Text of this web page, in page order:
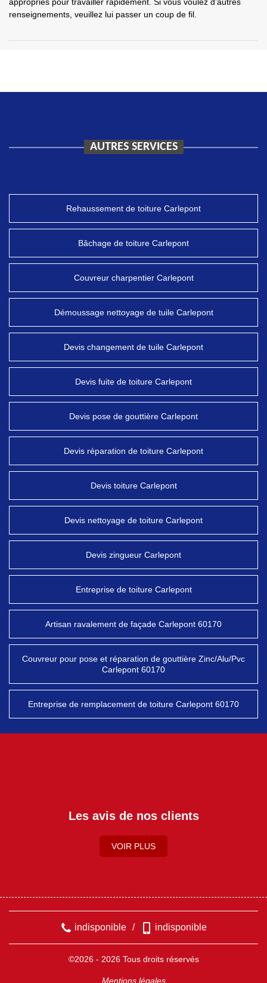
renseignements, veuillez lui passer un coup de fil.
AUTRES SERVICES
Rehaussement de toiture Carlepont
Bâchage de toiture Carlepont
Couvreur charpentier Carlepont
Démoussage nettoyage de tuile Carlepont
Devis changement de tuile Carlepont
Devis fuite de toiture Carlepont
Devis pose de gouttière Carlepont
Devis réparation de toiture Carlepont
Devis toiture Carlepont
Devis nettoyage de toiture Carlepont
Devis zingueur Carlepont
Entreprise de toiture Carlepont
Artisan ravalement de façade Carlepont 60170
Couvreur pour pose et réparation de gouttière Zinc/Alu/Pvc
Carlepont 60170
Entreprise de remplacement de toiture Carlepont 60170
Les avis de nos clients
VOIR PLUS
indisponible / indisponible
©2026 - 2026 Tous droits réservés
Mentions légales